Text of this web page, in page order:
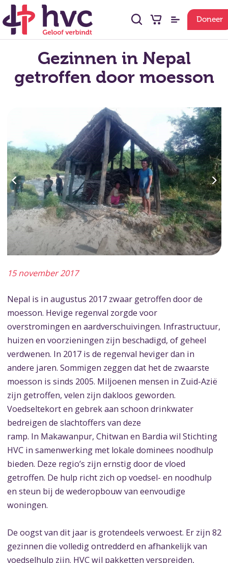
Doneer
Gezinnen in Nepal
getroffen door moesson
15 november 2017
Nepal is in augustus 2017 zwaar getroffen door de
moesson. Hevige regenval zorgde voor
overstromingen en aardverschuivingen. Infrastructuur,
huizen en voorzieningen zijn beschadigd, of geheel
verdwenen. In 2017 is de regenval heviger dan in
andere jaren. Sommigen zeggen dat het de zwaarste
moesson is sinds 2005. Miljoenen mensen in Zuid-Azië
zijn getroffen, velen zijn dakloos geworden.
Voedseltekort en gebrek aan schoon drinkwater
bedreigen de slachtoffers van deze
ramp. In Makawanpur, Chitwan en Bardia wil Stichting
HVC in samenwerking met lokale dominees noodhulp
bieden. Deze regio’s zijn ernstig door de vloed
getroffen. De hulp richt zich op voedsel- en noodhulp
en steun bij de wederopbouw van eenvoudige
woningen.
De oogst van dit jaar is grotendeels verwoest. Er zijn 82
gezinnen die volledig ontredderd en afhankelijk van
voedselhulp zijn. HVC wil pakketten verspreiden,